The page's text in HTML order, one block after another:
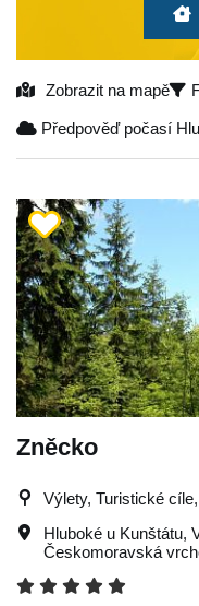
Zobrazit na mapě
Předpověď počasí
Zněcko
Výlety, Turistické
Hluboké u Kunštátu,
Českomoravská